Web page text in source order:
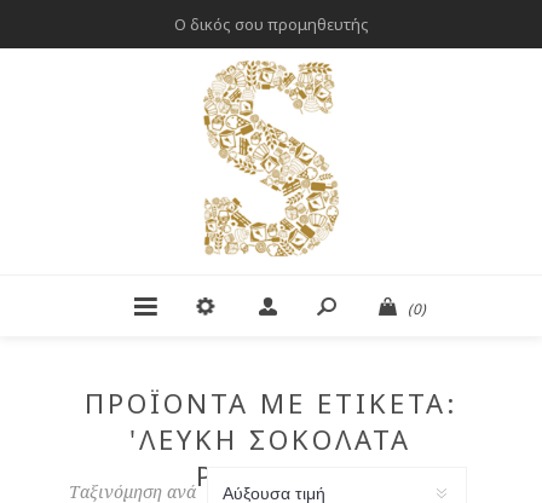
Ο δικός σου προμηθευτής
(0)
ΠΡΟΪΌΝΤΑ ΜΕ ΕΤΙΚΈΤΑ:
'ΛΕΥΚΉ ΣΟΚΟΛΆΤΑ
ΡΌΦΗΜΑ'
Ταξινόμηση ανά